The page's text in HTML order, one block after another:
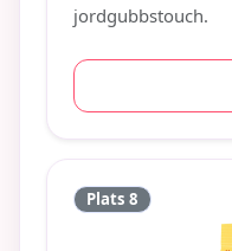
jordgubbstouch.
Plats 8